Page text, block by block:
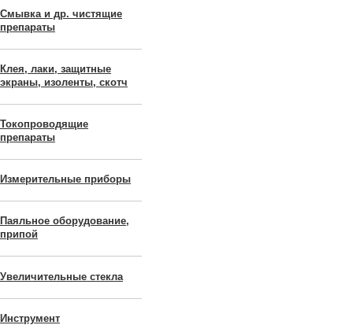
Смывка и др. чистящие
препараты
Клея, лаки, защитные
экраны, изоленты, скотч
Токопроводящие
препараты
Измерительные приборы
Паяльное оборудование,
припой
Увеличительные стекла
Инструмент